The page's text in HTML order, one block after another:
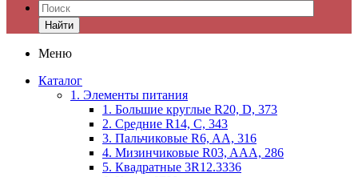
Найти
Меню
Каталог
1. Элементы питания
1. Большие круглые R20, D, 373
2. Средние R14, C, 343
3. Пальчиковые R6, AA, 316
4. Мизинчиковые R03, AAA, 286
5. Квадратные 3R12.3336